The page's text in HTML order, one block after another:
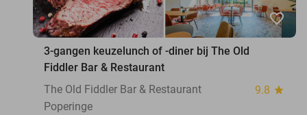
favorite_border
3-gangen keuzelunch of -diner bij The Old
Fiddler Bar & Restaurant
The Old Fiddler Bar & Restaurant
9.8 star
Poperinge